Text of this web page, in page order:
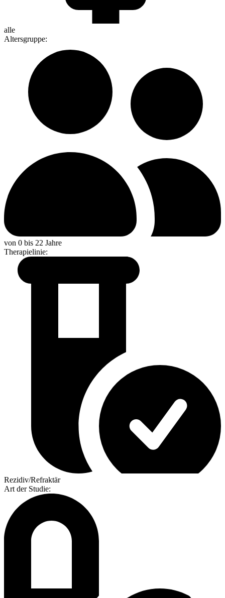
alle
Altersgruppe:
von 0 bis 22 Jahre
Therapielinie:
Rezidiv/Refraktär
Art der Studie: